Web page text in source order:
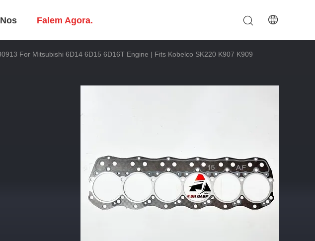
Falem Agora.
For Mitsubishi 6D14 6D15 6D16T Engine | Fits Kobelco SK220 K907 K909